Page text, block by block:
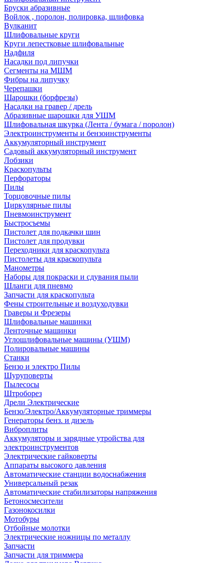
Бруски абразивные
Войлок , поролон, полировка, шлифовка
Вулканит
Шлифовальные круги
Круги лепестковые шлифовальные
Надфиля
Насадки под липучки
Сегменты на МШМ
Фибры на липучку
Черепашки
Шарошки (борфрезы)
Насадки на гравер / дрель
Абразивные шарошки для УШМ
Шлифовальная шкурка (Лента / бумага / поролон)
Электроинструменты и бензоинструменты
Аккумуляторный инструмент
Садовый аккумуляторный инструмент
Лобзики
Краскопульты
Перфораторы
Пилы
Торцовочные пилы
Циркулярные пилы
Пневмоинструмент
Быстросъемы
Пистолет для подкачки шин
Пистолет для продувки
Переходники для краскопульта
Пистолеты для краскопульта
Манометры
Наборы для покраски и сдувания пыли
Шланги для пневмо
Запчасти для краскопульта
Фены строительные и воздуходувки
Граверы и Фрезеры
Шлифовальные машинки
Ленточные машинки
Углошлифовальные машины (УШМ)
Полировальные машины
Станки
Бензо и электро Пилы
Шуруповерты
Пылесосы
Штроборез
Дрели Электрические
Бензо/Электро/Аккумуляторные триммеры
Генераторы бенз. и дизель
Виброплиты
Аккумуляторы и зарядные утройства для
электроинструментов
Электрические гайковерты
Аппараты высокого давления
Автоматические станции водоснабжения
Универсальный резак
Автоматические стабилизаторы напряжения
Бетоносмесители
Газонокосилки
Мотобуры
Отбойные молотки
Электрические ножницы по металлу
Запчасти
Запчасти для триммера